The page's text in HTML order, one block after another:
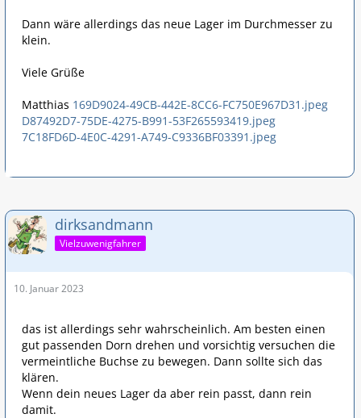
Dann wäre allerdings das neue Lager im Durchmesser zu
klein.
Viele Grüße
Matthias 169D9024-49CB-442E-8CC6-FC750E967D31.jpeg
D87492D7-75DE-4275-B991-53F265593419.jpeg
7C18FD6D-4E0C-4291-A749-C9336BF03391.jpeg
dirksandmann
Vielzuwenigfahrer
10. Januar 2023
das ist allerdings sehr wahrscheinlich. Am besten einen
gut passenden Dorn drehen und vorsichtig versuchen die
vermeintliche Buchse zu bewegen. Dann sollte sich das
klären.
Wenn dein neues Lager da aber rein passt, dann rein
damit.